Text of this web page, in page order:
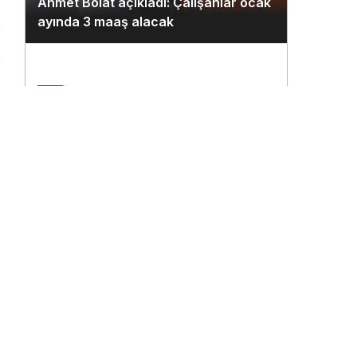
ayında 3 maaş alacak